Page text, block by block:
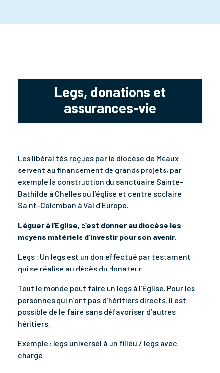
Legs, donations et
assurances-vie
Les libéralités reçues par le diocèse de Meaux
servent au financement de grands projets, par
exemple la construction du sanctuaire Sainte-
Bathilde à Chelles ou l’église et centre scolaire
Saint-Colomban à Val d’Europe.
Léguer à l’Eglise, c’est donner au diocèse les
moyens matériels d’investir pour son avenir.
Legs : Un legs est un don effectué par testament
qui se réalise au décès du donateur.
Tout le monde peut faire un legs à l’Église. Pour les
personnes qui n’ont pas d’héritiers directs, il est
possible de le faire sans défavoriser d’autres
héritiers.
Exemple : legs universel à un filleul/ legs avec
charge